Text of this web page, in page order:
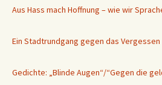
Aus Hass mach Hoffnung – wie wir
Ein Stadtrundgang gegen das Vergessen
Gedichte: „Blinde Augen“/“Gegen die